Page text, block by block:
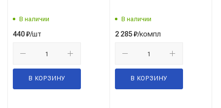
В наличии
440₽/шт
В КОРЗИНУ
В наличии
2 285₽/компл
В КОРЗИНУ